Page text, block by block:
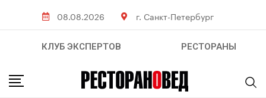
08.08.2026 г. Санкт-Петербург
КЛУБ ЭКСПЕРТОВ РЕСТОРАНЫ